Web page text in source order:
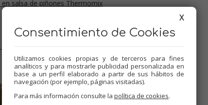
Llevar a la nevera
X
Consentimiento de Cookies
Utilizamos cookies propias y de terceros para fines
analíticos y para mostrarle publicidad personalizada en
base a un perfil elaborado a partir de sus hábitos de
navegación (por ejemplo, páginas visitadas).
Para más información consulte la política de cookies.